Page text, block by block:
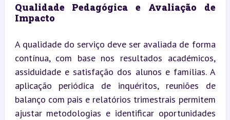
Qualidade Pedagógica e Avaliação de
Impacto
A qualidade do serviço deve ser avaliada de forma
contínua, com base nos resultados académicos,
assiduidade e satisfação dos alunos e famílias. A
aplicação periódica de inquéritos, reuniões de
balanço com pais e relatórios trimestrais permitem
ajustar metodologias e identificar oportunidades